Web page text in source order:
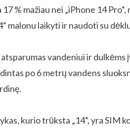
17 % mažiau nei „iPhone 14
malonu laikyti ir naudoti su
vandeniui ir
po 6 metrų vandens
kurio trūksta „14“, yra SIM